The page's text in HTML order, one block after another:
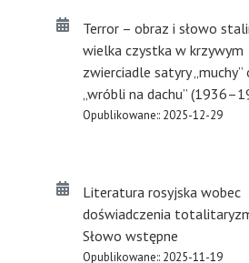
Terror – obraz i słowo
wielka czystka w krzywym
zwierciadle satyry „muchy”
„wróbli na dachu”
Opublikowane:: 2025-12-29
Literatura rosyjska wobec
doświadczenia
Słowo wstępne
Opublikowane:: 2025-11-19